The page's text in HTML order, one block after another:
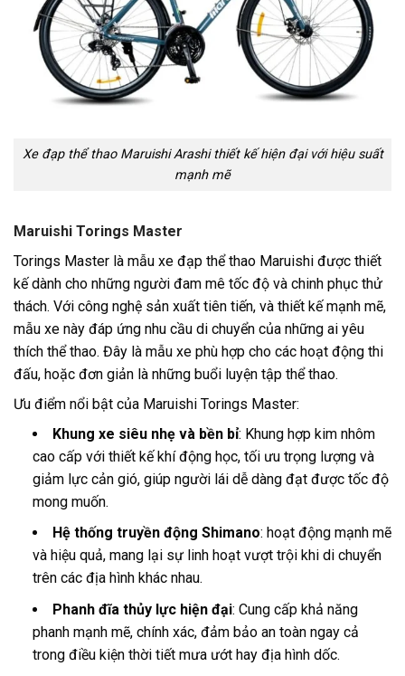
Xe đạp thể thao Maruishi Arashi thiết kế hiện đại với hiệu suất
mạnh mẽ
Maruishi Torings Master
Torings Master là mẫu xe đạp thể thao Maruishi được thiết
kế dành cho những người đam mê tốc độ và chinh phục thử
thách. Với công nghệ sản xuất tiên tiến, và thiết kế mạnh mẽ,
mẫu xe này đáp ứng nhu cầu di chuyển của những ai yêu
thích thể thao. Đây là mẫu xe phù hợp cho các hoạt động thi
đấu, hoặc đơn giản là những buổi luyện tập thể thao.
Ưu điểm nổi bật của Maruishi Torings Master:
Khung xe siêu nhẹ và bền bỉ: Khung hợp kim nhôm
cao cấp với thiết kế khí động học, tối ưu trọng lượng và
giảm lực cản gió, giúp người lái dễ dàng đạt được tốc độ
mong muốn.
Hệ thống truyền động Shimano: hoạt động mạnh mẽ
và hiệu quả, mang lại sự linh hoạt vượt trội khi di chuyển
trên các địa hình khác nhau.
Phanh đĩa thủy lực hiện đại: Cung cấp khả năng
phanh mạnh mẽ, chính xác, đảm bảo an toàn ngay cả
trong điều kiện thời tiết mưa ướt hay địa hình dốc.